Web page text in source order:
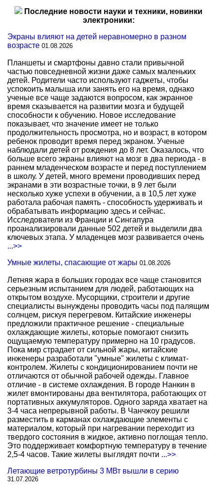
Последние новости науки и техники, новинки
электроники:
Экраны влияют на детей неравномерно в разном
возрасте 01.08.2026
Планшеты и смартфоны давно стали привычной
частью повседневной жизни даже самых маленьких
детей. Родители часто используют гаджеты, чтобы
успокоить малыша или занять его на время, однако
ученые все чаще задаются вопросом, как экранное
время сказывается на развитии мозга и будущей
способности к обучению. Новое исследование
показывает, что значение имеет не только
продолжительность просмотра, но и возраст, в котором
ребенок проводит время перед экраном. Ученые
наблюдали детей от рождения до 8 лет. Оказалось, что
больше всего экраны влияют на мозг в два периода - в
раннем младенческом возрасте и перед поступлением
в школу. У детей, много времени проводивших перед
экранами в эти возрастные точки, в 9 лет были
несколько хуже успехи в обучении, а в 10,5 лет хуже
работала рабочая память - способность удерживать и
обрабатывать информацию здесь и сейчас.
Исследователи из Франции и Сингапура
проанализировали данные 502 детей и выделили два
ключевых этапа. У младенцев мозг развивается очень
...>>
Умные жилеты, спасающие от жары 01.08.2026
Летняя жара в больших городах все чаще становится
серьезным испытанием для людей, работающих на
открытом воздухе. Мусорщики, строители и другие
специалисты вынуждены проводить часы под палящим
солнцем, рискуя перегревом. Китайские инженеры
предложили практичное решение - специальные
охлаждающие жилеты, которые помогают снизить
ощущаемую температуру примерно на 10 градусов.
Пока мир страдает от сильной жары, китайские
инженеры разработали "умные" жилеты с климат-
контролем. Жилеты с кондиционированием почти не
отличаются от обычной рабочей одежды. Главное
отличие - в системе охлаждения. В городе Нанкин в
жилет вмонтированы два вентилятора, работающих от
портативных аккумуляторов. Одного заряда хватает на
3-4 часа непрерывной работы. В Чанчжоу решили
разместить в карманах охлаждающие элементы с
материалом, который при нагревании переходит из
твердого состояния в жидкое, активно поглощая тепло.
Это поддерживает комфортную температуру в течение
2,5-4 часов. Такие жилеты выглядят почти ...>>
Летающие ветротурбины 3 МВт вышли в серию
31.07.2026